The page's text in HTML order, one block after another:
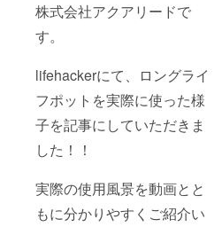
株式会社アクアリードで
す。
lifehackerにて、ロングライ
フポットを実際に使った様
子を記事にしていただきま
した！！
実際の使用風景を動画とと
もに分かりやすくご紹介い